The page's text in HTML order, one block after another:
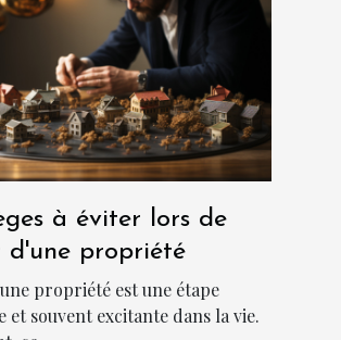
à éviter lors de
d'une propriété
propriété est une étape
et souvent excitante dans la vie.